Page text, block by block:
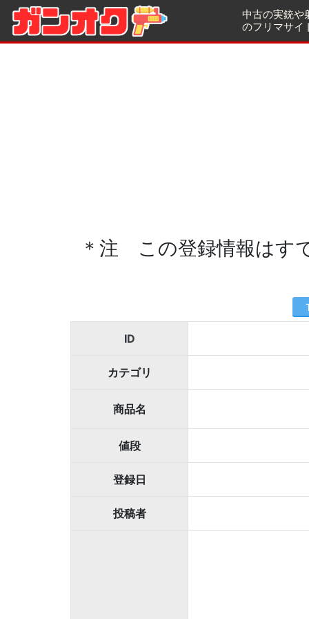
中古の実銃や
のフリマサイ
＊注 この登録情報はす
ID
カテゴリ
商品名
値段
登録日
投稿者